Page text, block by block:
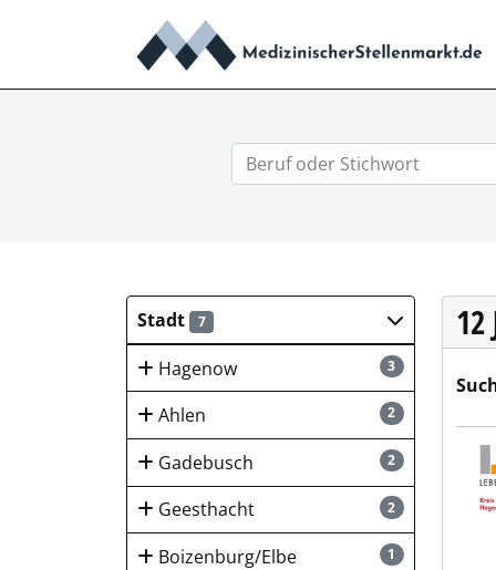
Stadt 7
3
Hagenow
2
Ahlen
2
Gadebusch
2
Geesthacht
1
Boizenburg/Elbe
12